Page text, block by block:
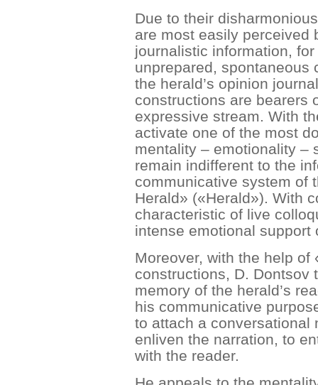
Due to their
are most easily perceived
journalistic information,
unprepared, spontaneous
the herald’s opinion
constructions are bearers
expressive stream. With
activate one of the most
mentality – emotionality –
remain indifferent to the
communicative system of
Herald» («Herald»). With
characteristic of live
intense emotional support
Moreover, with the help of
constructions, D. Dontsov
memory of the herald’s
his communicative
to attach a conversational
enliven the narration, to
with the reader.